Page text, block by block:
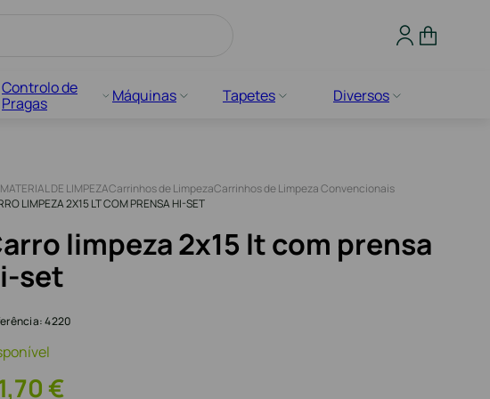
Controlo de
Pragas
Máquinas Tapetes Diversos
MATERIAL DE LIMPEZACarrinhos de LimpezaCarrinhos de Limpeza Convencionais
LIMPEZA 2X15 LT COM PRENSA HI-SET
limpeza 2x15 lt com prensa
set
:4220
,70 €